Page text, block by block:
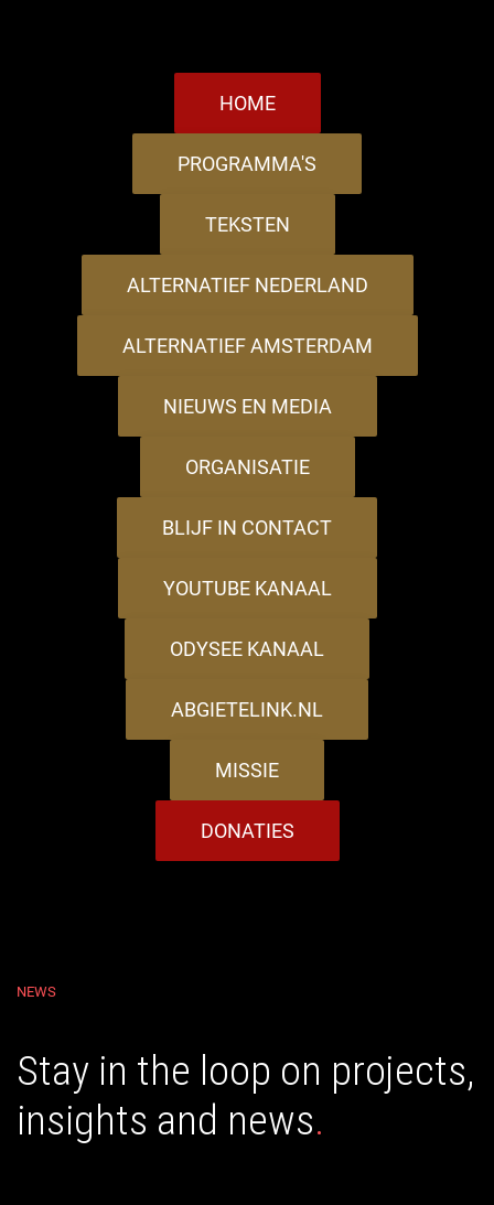
HOME
PROGRAMMA'S
TEKSTEN
ALTERNATIEF NEDERLAND
ALTERNATIEF AMSTERDAM
NIEUWS EN MEDIA
ORGANISATIE
BLIJF IN CONTACT
YOUTUBE KANAAL
ODYSEE KANAAL
ABGIETELINK.NL
MISSIE
DONATIES
NEWS
Stay in the loop on projects,
insights and news.